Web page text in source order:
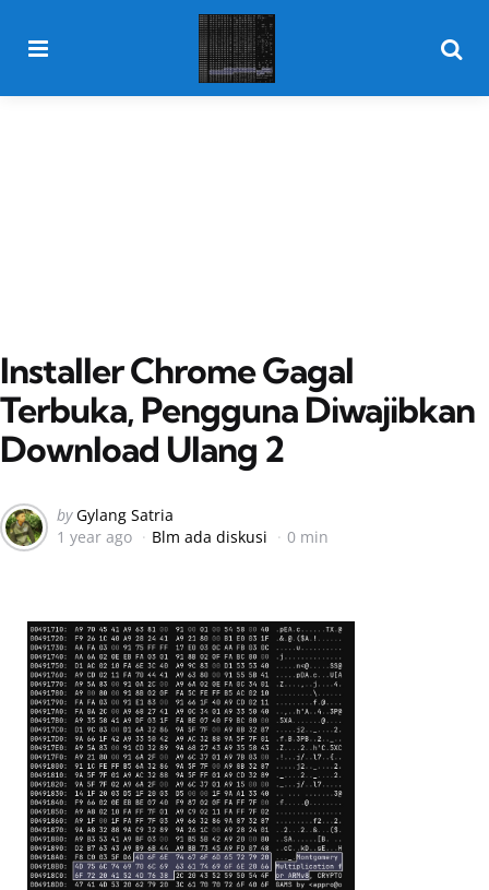
Installer Chrome Gagal
Terbuka, Pengguna Diwajibkan
Download Ulang 2
Posted
by
by Gylang Satria
1 year ago
Blm ada diskusi 0 min